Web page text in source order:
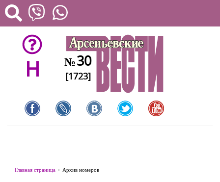
H №30
[1723]
Главная страница Архив номеров